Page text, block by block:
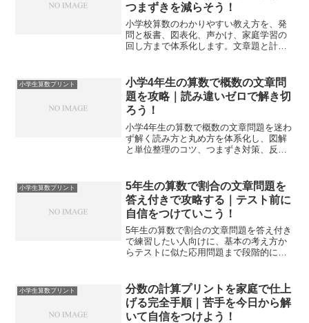
つまずきを減らそう！
小学校算数のわかりやすい教え方を、発
問と板書、図表化、声かけ、家庭学習の
回し方まで体系化します。文章題と計算
小学生算数プリント
小学4年生の算数で概数の文章問
題を攻略｜読み違いゼロで解き切
ろう！
小学4年生の算数で概数の文章問題を迷わ
ず解く読み方と丸め方を体系化し、図解
と単位整理のコツ、つまずき対策、反復
小学生算数プリント
5年生の算数で割合の文章問題を
答え付きで攻略する｜テスト前に
自信をつけていこう！
5年生の算数で割合の文章問題を答え付き
で練習したい人向けに、基本の考え方か
らテストに似た応用問題まで段階的に解
す。苦手な子でもステップごとの解き方
で割合の考え方をつかみやすくなりま
す。
小学生算数プリント
分数の計算プリントを家庭で仕上
げる完全手順｜苦手を今日から解
いて自信をつけよう！